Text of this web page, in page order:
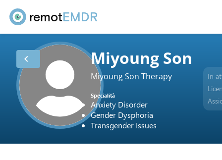
remotEMDR
chevron_left Miyoung Son
Miyoung Son Therapy
Specialità
Anxiety Disorder
Gender Dysphoria
Transgender Issues
In